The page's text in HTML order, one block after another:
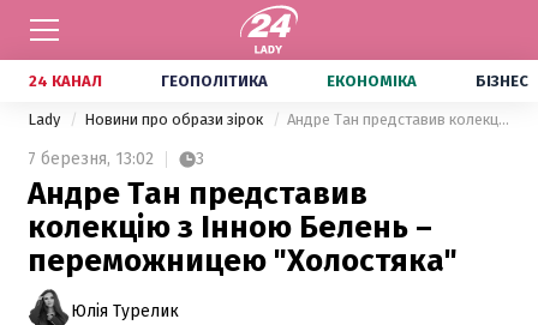
24 КАНАЛ ГЕОПОЛІТИКА ЕКОНОМІКА БІЗНЕС
Lady Новини про образи зірок Андре Тан представив колекцію з Інною Белень – переможницею "Холостяка"
7 березня, 13:02 3
Андре Тан представив
колекцію з Інною Белень –
переможницею "Холостяка"
Юлія Турелик